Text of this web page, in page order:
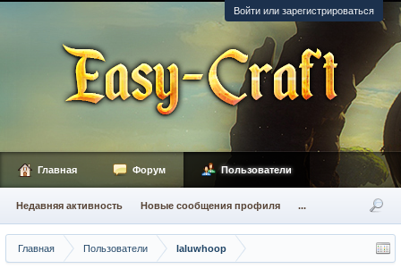
Войти или зарегистрироваться
Главная Пользователи laluwhoop
Главная Форум Пользователи
Недавняя активность Новые сообщения профиля ...